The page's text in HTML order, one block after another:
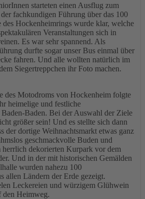
starteten einen Ausflug zum
fachkundigen Führung über das 100
des Hockenheimrings wurde klar, welche
Veranstaltungen sich in
Es war sehr spannend. Als
durfte sogar unser Bus einmal über
fahren. Und alle wollten natürlich im
Siegertreppchen ihr Foto machen.
des Motodroms von Hockenheim folgte
heimelige und festliche
Baden. Bei der Auswahl der Ziele
größer sein! Und es stellte sich dann
der dortige Weihnachtsmarkt etwas ganz
geschmackvolle Buden und
herrlich dekorierten Kurpark vor dem
Und in der mit historischen Gemälden
wurden nahezu 100
allen Ländern der Erde gezeigt.
Leckereien und würzigem Glühwein
den Heimweg.